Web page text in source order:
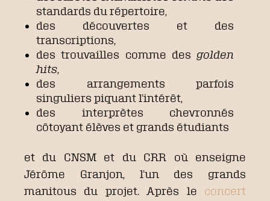
standards du répertoire,
des découvertes et des
transcriptions,
des trouvailles comme des golden
hits,
des arrangements parfois
singuliers piquant l’intérêt,
des interprètes chevronnés
côtoyant élèves et grands étudiants
et du CNSM et du CRR où enseigne
Jérôme Granjon, l’un des grands
manitous du projet. Après le concert